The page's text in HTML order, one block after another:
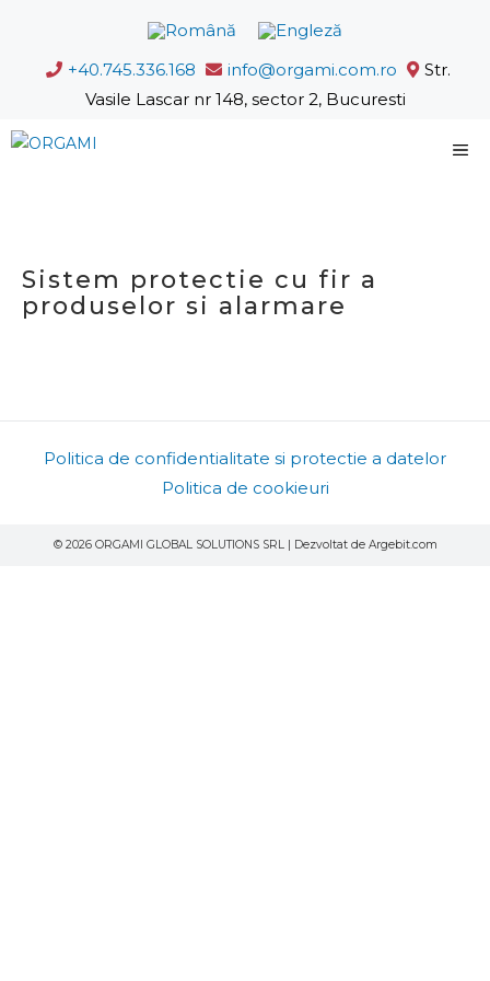
conținut+40.745.336.168 info@orgami.com.ro
Str.
Vasile Lascar nr 148, sector 2, Bucuresti
Sistem protectie cu fir a
produselor si alarmare
Politica de confidentialitate si protectie a datelor
Politica de cookieuri
© 2026 ORGAMI GLOBAL SOLUTIONS SRL | Dezvoltat de Argebit.com